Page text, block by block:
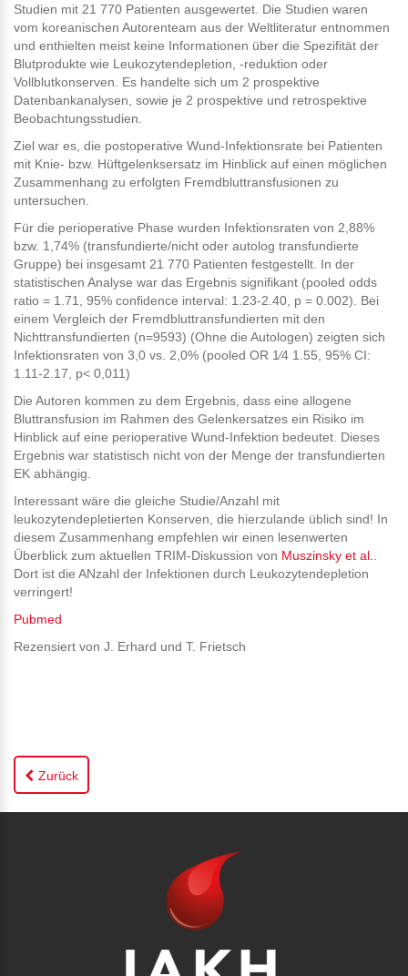
Studien mit 21 770 Patienten ausgewertet. Die Studien waren
vom koreanischen Autorenteam aus der Weltliteratur entnommen
und enthielten meist keine Informationen über die Spezifität der
Blutprodukte wie Leukozytendepletion, -reduktion oder
Vollblutkonserven. Es handelte sich um 2 prospektive
Datenbankanalysen, sowie je 2 prospektive und retrospektive
Beobachtungsstudien.
Ziel war es, die postoperative Wund-Infektionsrate bei Patienten
mit Knie- bzw. Hüftgelenksersatz im Hinblick auf einen möglichen
Zusammenhang zu erfolgten Fremdbluttransfusionen zu
untersuchen.
Für die perioperative Phase wurden Infektionsraten von 2,88%
bzw. 1,74% (transfundierte/nicht oder autolog transfundierte
Gruppe) bei insgesamt 21 770 Patienten festgestellt. In der
statistischen Analyse war das Ergebnis signifikant (pooled odds
ratio = 1.71, 95% confidence interval: 1.23-2.40, p = 0.002). Bei
einem Vergleich der Fremdbluttransfundierten mit den
Nichttransfundierten (n=9593) (Ohne die Autologen) zeigten sich
Infektionsraten von 3,0 vs. 2,0% (pooled OR 1⁄4 1.55, 95% CI:
1.11-2.17, p< 0,011)
Die Autoren kommen zu dem Ergebnis, dass eine allogene
Bluttransfusion im Rahmen des Gelenkersatzes ein Risiko im
Hinblick auf eine perioperative Wund-Infektion bedeutet. Dieses
Ergebnis war statistisch nicht von der Menge der transfundierten
EK abhängig.
Interessant wäre die gleiche Studie/Anzahl mit
leukozytendepletierten Konserven, die hierzulande üblich sind! In
diesem Zusammenhang empfehlen wir einen lesenwerten
Überblick zum aktuellen TRIM-Diskussion von Muszinsky et al..
Dort ist die ANzahl der Infektionen durch Leukozytendepletion
verringert!
Pubmed
Rezensiert von J. Erhard und T. Frietsch
Zurück